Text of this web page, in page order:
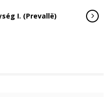
I. (Prevallë)